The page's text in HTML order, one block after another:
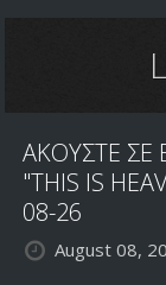
ΑΚΟΥΣΤΕ
"THIS IS
08-26
August 08,